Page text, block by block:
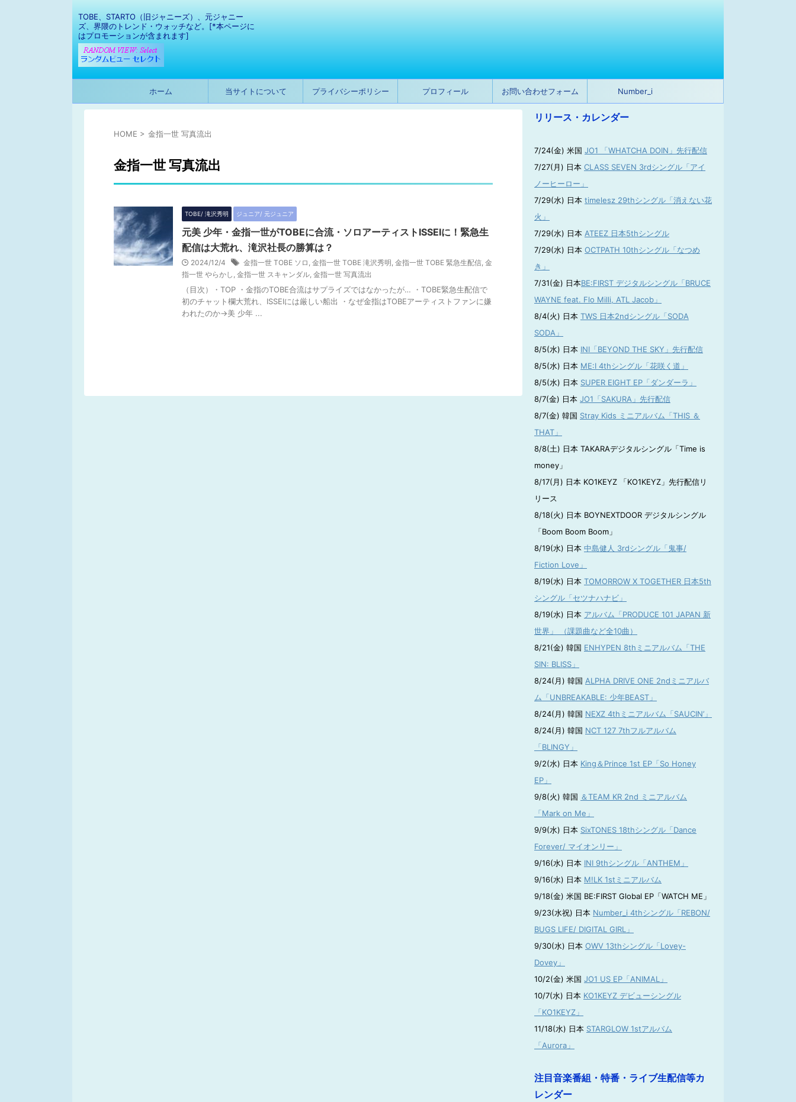
TOBE、STARTO（旧ジャニーズ）、元ジャニー
ズ、界隈のトレンド・ウォッチなど。[*本ページに
はプロモーションが含まれます]
ホーム 当サイトについて プライバシーポリシー プロフィール お問い合わせフォーム Number_i
HOME > 金指一世 写真流出
金指一世 写真流出
TOBE/ 滝沢秀明 ジュニア/ 元ジュニア
元美 少年・金指一世がTOBEに合流・ソロアーティストISSEIに！緊急生
配信は大荒れ、滝沢社長の勝算は？
2024/12/4 金指一世 TOBE ソロ , 金指一世 TOBE 滝沢秀明, 金指一世 TOBE 緊急生配信, 金
指一世 やらかし , 金指一世 スキャンダル, 金指一世 写真流出
（目次）・TOP ・金指のTOBE合流はサプライズではなかったが… ・TOBE緊急生配信で
初のチャット欄大荒れ、ISSEIには厳しい船出 ・なぜ金指はTOBEアーティストファンに嫌
われたのか→美 少年 ...
リリース・カレンダー
7/24(金) 米国 JO1 「WHATCHA DOIN」先行配信
7/27(月) 日本 CLASS SEVEN 3rdシングル「アイ
ノーヒーロー」
7/29(水) 日本 timelesz 29thシングル「消えない花
火」
7/29(水) 日本 ATEEZ 日本5thシングル
7/29(水) 日本 OCTPATH 10thシングル「なつめ
き」
7/31(金) 日本BE:FIRST デジタルシングル「BRUCE
WAYNE feat. Flo Milli, ATL Jacob」
8/4(火) 日本 TWS 日本2ndシングル「SODA
SODA」
8/5(水) 日本 INI「BEYOND THE SKY」先行配信
8/5(水) 日本 ME:I 4thシングル「花咲く道」
8/5(水) 日本 SUPER EIGHT EP「ダンダーラ」
8/7(金) 日本 JO1「SAKURA」先行配信
8/7(金) 韓国 Stray Kids ミニアルバム「THIS ＆
THAT」
8/8(土) 日本 TAKARAデジタルシングル「Time is
money」
8/17(月) 日本 KO1KEYZ 「KO1KEYZ」先行配信リ
リース
8/18(火) 日本 BOYNEXTDOOR デジタルシングル
「Boom Boom Boom」
8/19(水) 日本 中島健人 3rdシングル「鬼事/
Fiction Love」
8/19(水) 日本 TOMORROW X TOGETHER 日本5th
シングル「セツナハナビ」
8/19(水) 日本 アルバム「PRODUCE 101 JAPAN 新
世界」 （課題曲など全10曲）
8/21(金) 韓国 ENHYPEN 8thミニアルバム「THE
SIN: BLISS」
8/24(月) 韓国 ALPHA DRIVE ONE 2ndミニアルバ
ム「UNBREAKABLE: 少年BEAST」
8/24(月) 韓国 NEXZ 4thミニアルバム「SAUCIN’」
8/24(月) 韓国 NCT 127 7thフルアルバム
「BLINGY」
9/2(水) 日本 King＆Prince 1st EP「So Honey
EP」
9/8(火) 韓国 ＆TEAM KR 2nd ミニアルバム
「Mark on Me」
9/9(水) 日本 SixTONES 18thシングル「Dance
Forever/ マイオンリー」
9/16(水) 日本 INI 9thシングル「ANTHEM」
9/16(水) 日本 M!LK 1stミニアルバム
9/18(金) 米国 BE:FIRST Global EP「WATCH ME」
9/23(水祝) 日本 Number_i 4thシングル「REBON/
BUGS LIFE/ DIGITAL GIRL」
9/30(水) 日本 OWV 13thシングル「Lovey-
Dovey」
10/2(金) 米国 JO1 US EP「ANIMAL」
10/7(水) 日本 KO1KEYZ デビューシングル
「KO1KEYZ」
11/18(水) 日本 STARGLOW 1stアルバム
「Aurora」
注目音楽番組・特番・ライブ生配信等カ
レンダー